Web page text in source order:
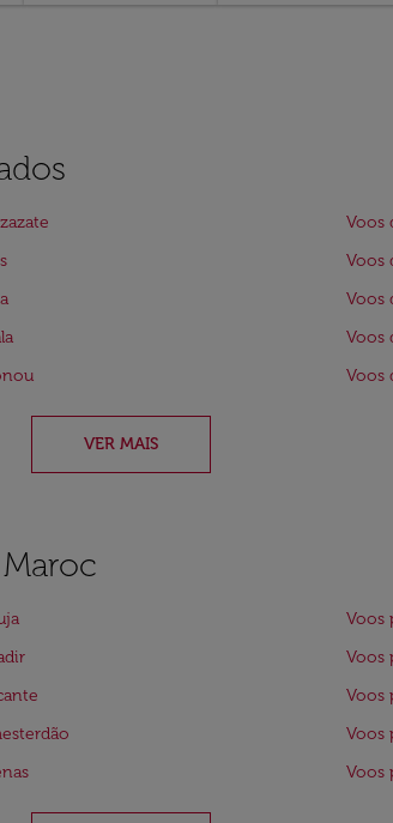
Voos
Voos
Voos
Voos
Voos
VER MAIS
Voos
Voos
Voos
Voos
Voos